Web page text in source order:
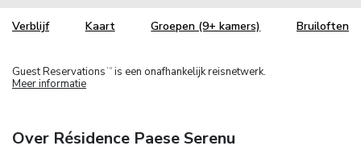
Verblijf Kaart Groepen (9+ kamers) Bruiloften
Guest Reservations TM is een onafhankelijk reisnetwerk.
Meer informatie
Over Résidence Paese Serenu